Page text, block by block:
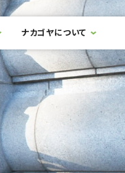
ナカゴヤについて